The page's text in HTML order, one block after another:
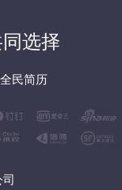
选择
民简历